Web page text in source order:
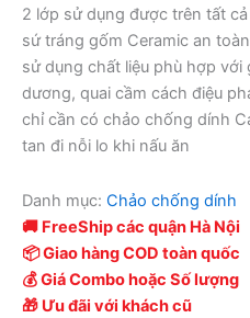
2 lớp sử dụng được trên tất
sứ tráng gốm Ceramic an
sử dụng chất liệu phù hợp với
dương, quai cầm cách điệu
chỉ cần có chảo chống dính
tan đi nỗi lo khi nấu ăn
Danh mục: Chảo chống dính
🚚 FreeShip các quận Hà Nội
📦 Giao hàng COD toàn quốc
💰 Giá Combo hoặc Số lượng
🎁 Ưu đãi với khách cũ